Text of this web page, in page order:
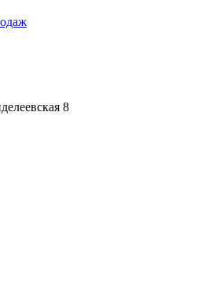
8